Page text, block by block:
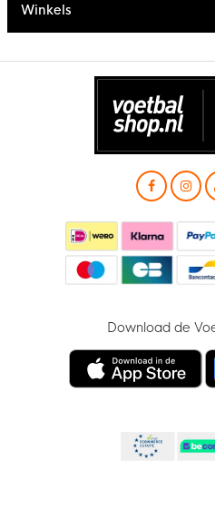
Winkels
Download de